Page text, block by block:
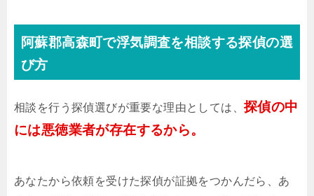
阿蘇郡高森町で浮気調査を相談する探偵の選
び方
相談を行う探偵選びが重要な理由としては、 探偵の中
には悪徳業者が存在するから。
あなたから依頼を受けた探偵が証拠をつかんだら、あ